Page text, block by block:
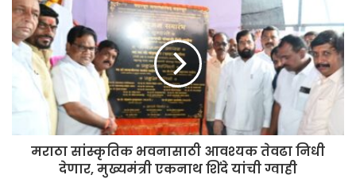
मराठा सांस्कृतिक भवनासाठी आवश्यक तेवढा निधी
देणार, मुख्यमंत्री एकनाथ शिंदे यांची ग्वाही